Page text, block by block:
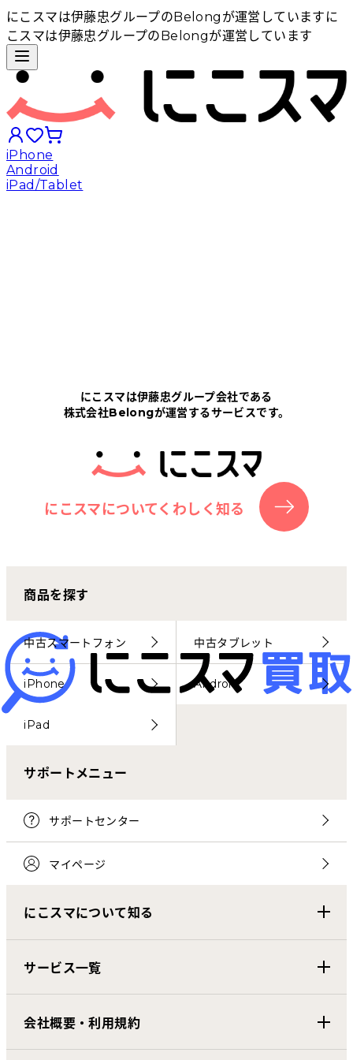
にこスマは伊藤忠グループのBelongが運営しています に
こスマは伊藤忠グループのBelongが運営しています
iPhone
Android
iPad/Tablet
にこスマについて
サポートセンター
お客さまの声
にこスマ通信
マイページ
にこスマは伊藤忠グループ会社である
株式会社Belongが運営するサービスです。
にこスマについてくわしく知る
商品を探す
中古スマートフォン 中古タブレット
iPhone Android
iPad
サポートメニュー
サポートセンター
マイページ
にこスマについて知る
サービス一覧
会社概要・利用規約